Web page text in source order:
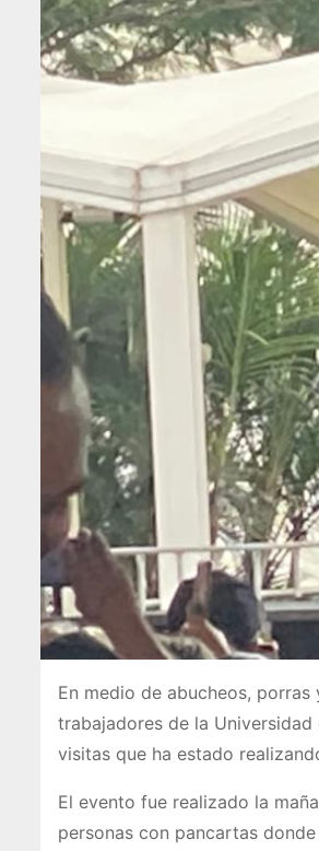
En medio de abucheos,
trabajadores de la
visitas que ha estado
El evento fue realizado la
personas con pancartas